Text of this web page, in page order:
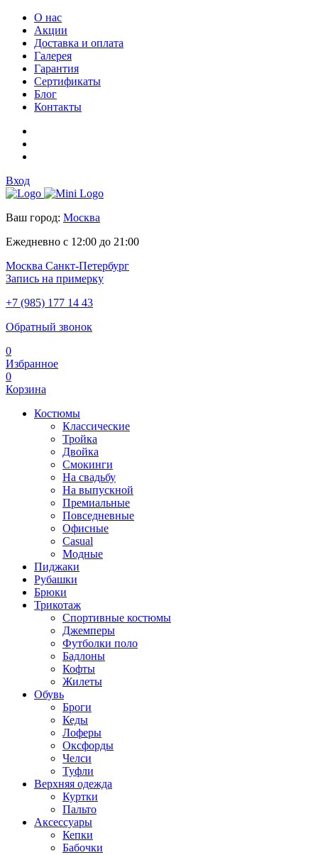
О нас
Акции
Доставка и оплата
Галерея
Гарантия
Сертификаты
Блог
Контакты
Вход
Ваш город: Москва
Ежедневно с 12:00 до 21:00
Москва Санкт-Петербург
Запись на примерку
+7 (985) 177 14 43
Обратный звонок
0
Избранное
0
Корзина
Костюмы
Классические
Тройка
Двойка
Смокинги
На свадьбу
На выпускной
Премиальные
Повседневные
Офисные
Casual
Модные
Пиджаки
Рубашки
Брюки
Трикотаж
Спортивные костюмы
Джемперы
Футболки поло
Бадлоны
Кофты
Жилеты
Обувь
Броги
Кеды
Лоферы
Оксфорды
Челси
Туфли
Верхняя одежда
Куртки
Пальто
Аксессуары
Кепки
Бабочки